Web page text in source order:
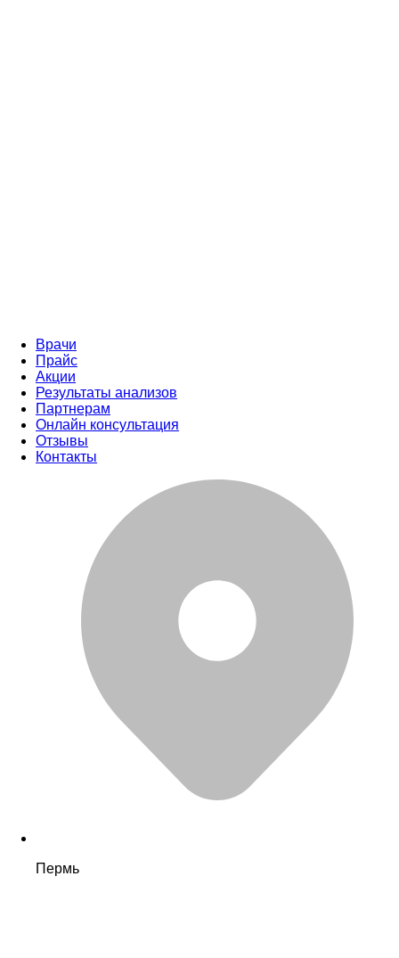
Врачи
Прайс
Акции
Результаты анализов
Партнерам
Онлайн консультация
Отзывы
Контакты
Пермь